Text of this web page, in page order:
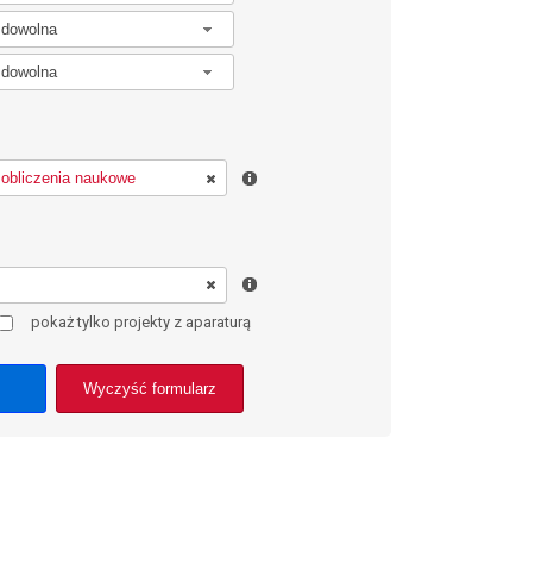
dowolna
dowolna
pokaż tylko projekty z aparaturą
Wyczyść formularz